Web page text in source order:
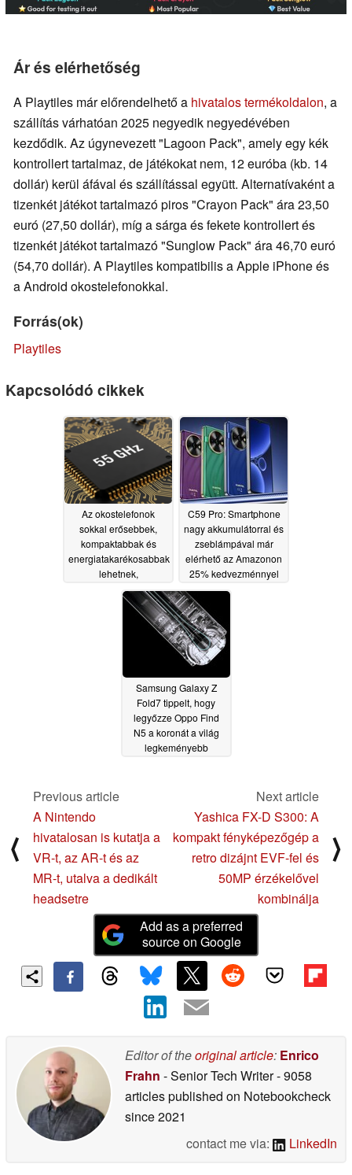
Ár és elérhetőség
A Playtiles már előrendelhető a hivatalos termékoldalon, a
szállítás várhatóan 2025 negyedik negyedévében
kezdődik. Az úgynevezett "Lagoon Pack", amely egy kék
kontrollert tartalmaz, de játékokat nem, 12 euróba (kb. 14
dollár) kerül áfával és szállítással együtt. Alternatívaként a
tizenkét játékot tartalmazó piros "Crayon Pack" ára 23,50
euró (27,50 dollár), míg a sárga és fekete kontrollert és
tizenkét játékot tartalmazó "Sunglow Pack" ára 46,70 euró
(54,70 dollár). A Playtiles kompatibilis a Apple iPhone és
a Android okostelefonokkal.
Forrás(ok)
Playtiles
Kapcsolódó cikkek
Az okostelefonok
sokkal erősebbek,
kompaktabbak és
energiatakarékosabbak
lehetnek,
köszönhetően a nagy
07/27/2025
C59 Pro: Smartphone
nagy akkumulátorral és
zseblámpával már
elérhető az Amazonon
25% kedvezménnyel
06/23/2025
Samsung Galaxy Z
Fold7 tippelt, hogy
legyőzze Oppo Find
N5 a koronát a világ
legkeményebb
⟨
Previous article
A Nintendo
hivatalosan is kutatja a
VR-t, az AR-t és az
MR-t, utalva a dedikált
headsetre
Next article
Yashica FX-D S300: A
kompakt fényképezőgép a
retro dizájnt EVF-fel és
50MP érzékelővel
kombinálja
⟩
Add as a preferred
source on Google
Editor of theoriginal article: Enrico
Frahn - Senior Tech Writer- 9058
articles published on Notebookcheck
since 2021
contact me via:
LinkedIn